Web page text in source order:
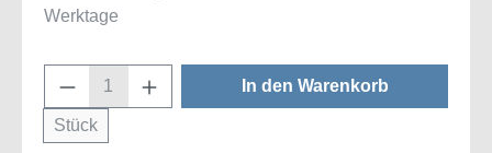
Werktage
Produkt Anzahl: Gib den gewünschten
Stück
In den Warenkorb